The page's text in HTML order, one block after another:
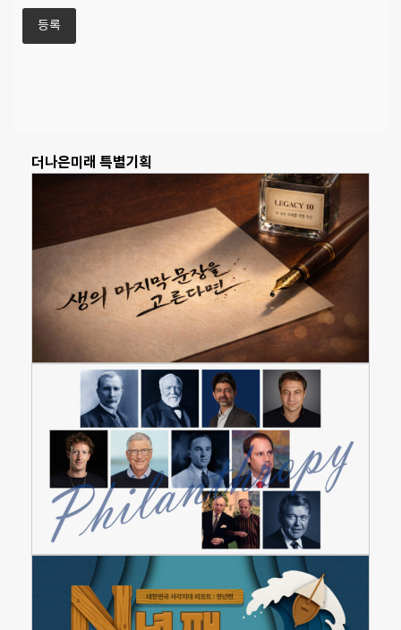
더나은미래 특별기획